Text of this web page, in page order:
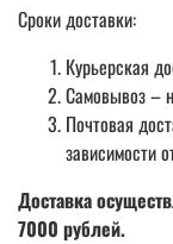
Сроки доставки:
Курьерская
Самовывоз –
Почтовая
зависимости
Доставка
7000 рублей.